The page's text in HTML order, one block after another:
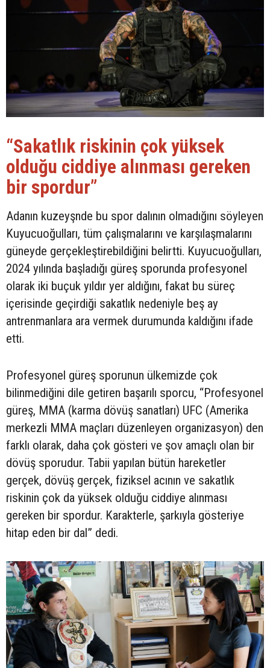
“Sakatlık riskinin çok yüksek
olduğu ciddiye alınması gereken
bir spordur”
Adanın kuzeyşnde bu spor dalının olmadığını söyleyen
Kuyucuoğulları, tüm çalışmalarını ve karşılaşmalarını
güneyde gerçekleştirebildiğini belirtti. Kuyucuoğulları,
2024 yılında başladığı güreş sporunda profesyonel
olarak iki buçuk yıldır yer aldığını, fakat bu süreç
içerisinde geçirdiği sakatlık nedeniyle beş ay
antrenmanlara ara vermek durumunda kaldığını ifade
etti.
Profesyonel güreş sporunun ülkemizde çok
bilinmediğini dile getiren başarılı sporcu, “Profesyonel
güreş, MMA (karma dövüş sanatları) UFC (Amerika
merkezli MMA maçları düzenleyen organizasyon) den
farklı olarak, daha çok gösteri ve şov amaçlı olan bir
dövüş sporudur. Tabii yapılan bütün hareketler
gerçek, dövüş gerçek, fiziksel acının ve sakatlık
riskinin çok da yüksek olduğu ciddiye alınması
gereken bir spordur. Karakterle, şarkıyla gösteriye
hitap eden bir dal” dedi.